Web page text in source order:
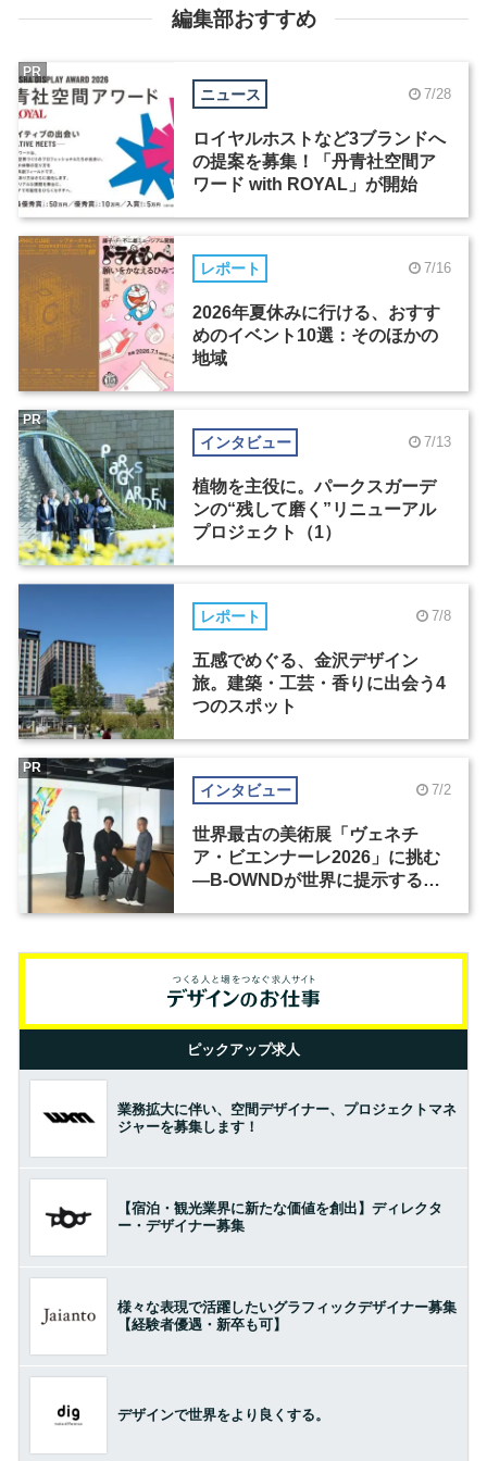
編集部おすすめ
ニュース 7/28
ロイヤルホストなど3ブランドへ
の提案を募集！「丹青社空間ア
ワード with ROYAL」が開始
PR
レポート 7/16
2026年夏休みに行ける、おすす
めのイベント10選：そのほかの
地域
インタビュー 7/13
植物を主役に。パークスガーデ
ンの“残して磨く”リニューアル
プロジェクト（1）
PR
レポート 7/8
五感でめぐる、金沢デザイン
旅。建築・工芸・香りに出会う4
つのスポット
インタビュー 7/2
世界最古の美術展「ヴェネチ
ア・ビエンナーレ2026」に挑む
―B-OWNDが世界に提示する美
PR
ピックアップ求人
業務拡大に伴い、空間デザイナー、プロジェクトマネ
ジャーを募集します！
【宿泊・観光業界に新たな価値を創出】ディレクタ
ー・デザイナー募集
様々な表現で活躍したいグラフィックデザイナー募集
【経験者優遇・新卒も可】
デザインで世界をより良くする。